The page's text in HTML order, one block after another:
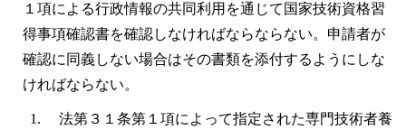
１項による行政情報の共同利用を通じて国家技術資格習
得事項確認書を確認しなければならならない。申請者が
確認に同義しない場合はその書類を添付するようにしな
ければならない。
法第３１条第１項によって指定された専門技術者養